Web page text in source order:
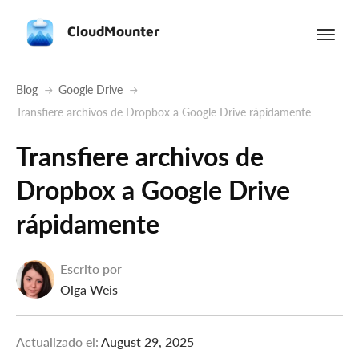
CloudMounter
Blog
Google Drive
Transfiere archivos de Dropbox a Google Drive rápidamente
Transfiere archivos de
Dropbox a Google Drive
rápidamente
Escrito por
Olga Weis
Actualizado el: August 29, 2025